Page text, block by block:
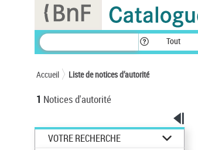
Tout
Accueil Liste de notices d’autorité
1 Notices d'autorité
VOTRE RECHERCHE
Panneau de gestion des cookies